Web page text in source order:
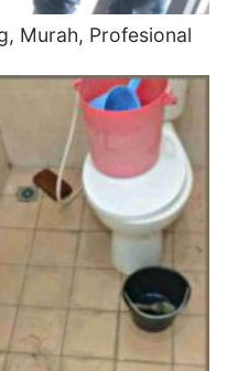
Murah, Profesional